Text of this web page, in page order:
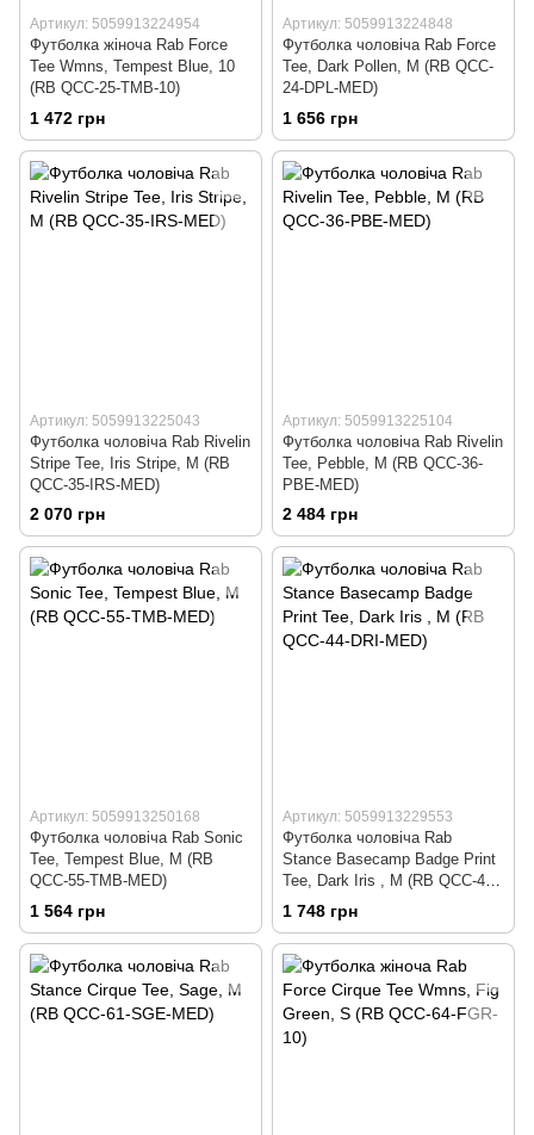
Артикул: 5059913224954
Футболка жіноча Rab Force
Tee Wmns, Tempest Blue, 10
(RB QCC-25-TMB-10)
1 472 грн
Артикул: 5059913224848
Футболка чоловіча Rab Force
Tee, Dark Pollen, M (RB QCC-
24-DPL-MED)
1 656 грн
Артикул: 5059913225043
Футболка чоловіча Rab Rivelin
Stripe Tee, Iris Stripe, M (RB
QCC-35-IRS-MED)
2 070 грн
Артикул: 5059913225104
Футболка чоловіча Rab Rivelin
Tee, Pebble, M (RB QCC-36-
PBE-MED)
2 484 грн
Артикул: 5059913250168
Футболка чоловіча Rab Sonic
Tee, Tempest Blue, M (RB
QCC-55-TMB-MED)
1 564 грн
Артикул: 5059913229553
Футболка чоловіча Rab
Stance Basecamp Badge Print
Tee, Dark Iris , M (RB QCC-44-
DRI-MED)
1 748 грн